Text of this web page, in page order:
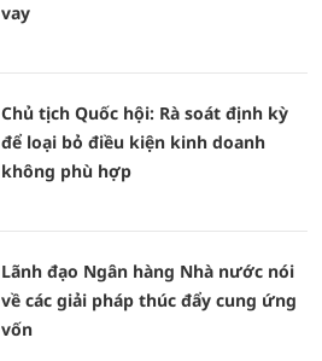
vay
Chủ tịch Quốc hội: Rà soát định kỳ
để loại bỏ điều kiện kinh doanh
không phù hợp
Lãnh đạo Ngân hàng Nhà nước nói
về các giải pháp thúc đẩy cung ứng
vốn